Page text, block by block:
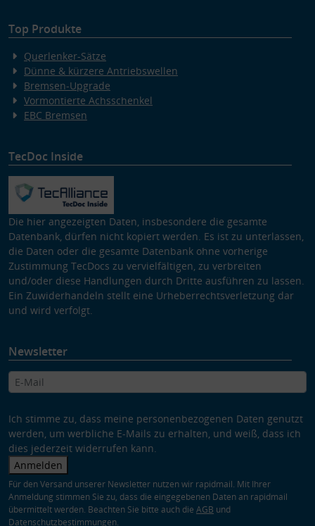
Top Produkte
Querlenker-Sätze
Dünne & kürzere Antriebswellen
Bremsen-Upgrade
Vormontierte Achsschenkel
EBC Bremsen
TecDoc Inside
Die hier angezeigten Daten, insbesondere die gesamte
Datenbank, dürfen nicht kopiert werden. Es ist zu unterlassen,
die Daten oder die gesamte Datenbank ohne vorherige
Zustimmung TecDocs zu vervielfältigen, zu verbreiten
und/oder diese Handlungen durch Dritte ausführen zu lassen.
Ein Zuwiderhandeln stellt eine Urheberrechtsverletzung dar
und wird verfolgt.
Newsletter
Ich stimme zu, dass meine personenbezogenen Daten genutzt
werden, um werbliche E-Mails zu erhalten, und weiß, dass ich
dies jederzeit widerrufen kann.
Anmelden
Für den Versand unserer Newsletter nutzen wir rapidmail. Mit Ihrer
Anmeldung stimmen Sie zu, dass die eingegebenen Daten an rapidmail
übermittelt werden. Beachten Sie bitte auch die AGB und
Datenschutzbestimmungen.